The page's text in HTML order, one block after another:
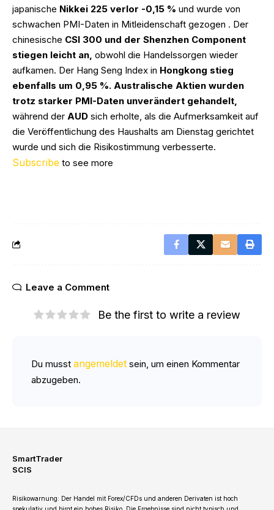
japanische Nikkei 225 verlor -0,15 % und wurde von
schwachen PMI-Daten in Mitleidenschaft gezogen . Der
chinesische CSI 300 und der Shenzhen Component
stiegen leicht an, obwohl die Handelssorgen wieder
aufkamen. Der Hang Seng Index in Hongkong stieg
ebenfalls um 0,95 %. Australische Aktien wurden
trotz starker PMI-Daten unverändert gehandelt,
während der AUD sich erholte, als die Aufmerksamkeit auf
die Veröffentlichung des Haushalts am Dienstag gerichtet
wurde und sich die Risikostimmung verbesserte.
Subscribe to see more
Leave a Comment
Be the first to write a review
Du musst angemeldet sein, um einen Kommentar
abzugeben.
SmartTrader
SCIS
Risikowarnung: Der Handel mit Forex/CFDs und anderen Derivaten ist hoch